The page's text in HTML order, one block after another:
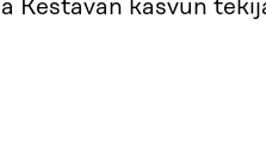
Kestävän kasvun